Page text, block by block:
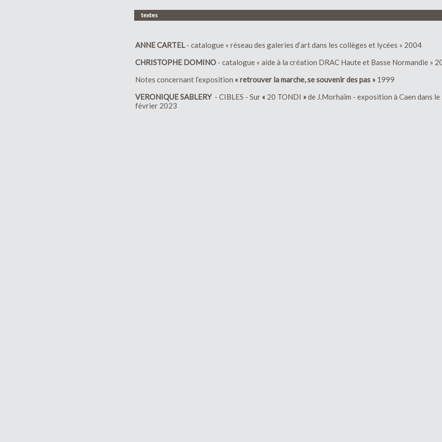
ANNE CARTEL- catalogue « réseau des galeries d’art dans les collèges et lycées » 2004
CHRISTOPHE DOMINO - catalogue « aide à la création DRAC Haute et Basse Normandie »
Notes concernant l’exposition « retrouver la marche, se souvenir des pas » 1999
VERONIQUE SABLERY- CIBLES - Sur « 20 TONDI »de J.Morhaïm - exposition à Caen dans
février 2023
textes